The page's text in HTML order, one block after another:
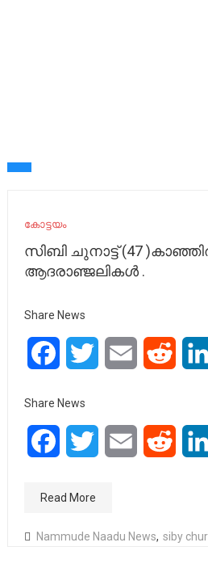
കോട്ടയം
സിബി ചുനാട്ട് (47
ആദരാഞ്ജലികൾ .
Share News
FacebookTwitter Email Reddit
Share News
FacebookTwitter Email Reddit
Read More
Nammude Naadu News, siby